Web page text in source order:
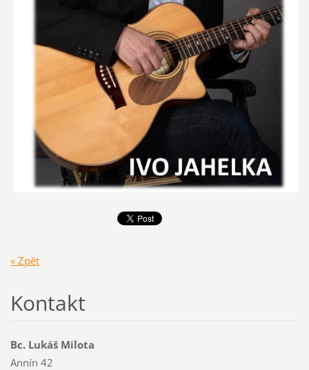
« Zpět
Kontakt
Bc. Lukáš Milota
Annín 42